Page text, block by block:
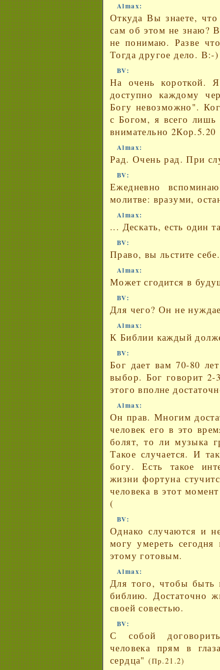
Almax:
Откуда Вы знаете,
сам об этом не знаю?
не понимаю. Разве
Тогда другое дело. В:-)
BV:
На очень
доступно каждому
Богу невозможно".
с Богом, я всего
внимательно 2Кор.5.20
Almax:
Рад. Очень рад. При
BV:
Ежедневно
молитве: вразуми,
Almax:
... Дескать, есть один
BV:
Право, вы льстите себе.
Almax:
Может сгодится в
BV:
Для чего? Он не
Almax:
К Библии каждый
BV:
Бог дает вам 70-80
выбор. Бог говорит 2-
этого вполне
Almax:
Он прав. Многим
человек его в это
болят, то ли музыка
Такое случается. И
богу. Есть такое
жизни фортуна
человека в этот
(
BV:
Однако случаются и
могу умереть
этому готовым.
Almax:
Для того, чтобы быть
библию. Достаточно
своей совестью.
BV:
С собой
человека прям в
сердца"(Пр.21.2)